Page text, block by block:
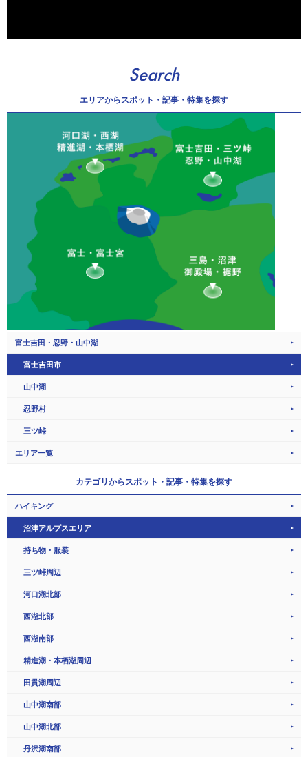
Search
エリアからスポット・記事・特集を探す
富士吉田・忍野・山中湖
富士吉田市
山中湖
忍野村
三ツ峠
エリア一覧
カテゴリからスポット・記事・特集を探す
ハイキング
沼津アルプスエリア
持ち物・服装
三ツ峠周辺
河口湖北部
西湖北部
西湖南部
精進湖・本栖湖周辺
田貫湖周辺
山中湖南部
山中湖北部
丹沢湖南部